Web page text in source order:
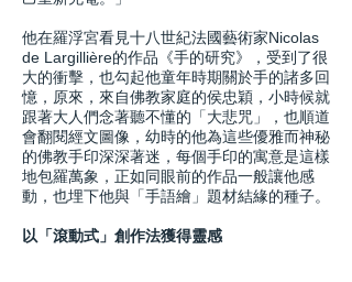
他在羅浮宮看見十八世紀法國藝術家Nicolas
de Largillière的作品《手的研究》，受到了很
大的衝擊，也勾起他童年時期關於手的諸多回
憶，原來，來自佛教家庭的侯忠穎，小時候就
跟著大人們念著聽不懂的「大悲咒」，也順道
會翻閱經文圖像，幼時的他為這些優雅而神秘
的佛教手印深深著迷，每個手印的寓意是這樣
地包羅萬象，正如同眼前的作品一般讓他感
動，也埋下他與「手語繪」題材結緣的種子。
以「滾動式」創作法獲得靈感